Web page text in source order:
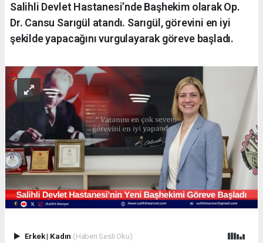
Salihli Devlet Hastanesi’nde Başhekim olarak Op.
Dr. Cansu Sarıgül atandı. Sarıgül, görevini en iyi
şekilde yapacağını vurgulayarak göreve başladı.
Erkek| Kadın (Haberi Sesli Oku)